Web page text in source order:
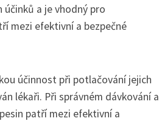
účinků a je vhodný pro
mezi efektivní a bezpečné
účinnost při potlačování jejich
lékaři. Při správném dávkování a
patří mezi efektivní a